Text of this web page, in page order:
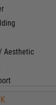
Aesthetic